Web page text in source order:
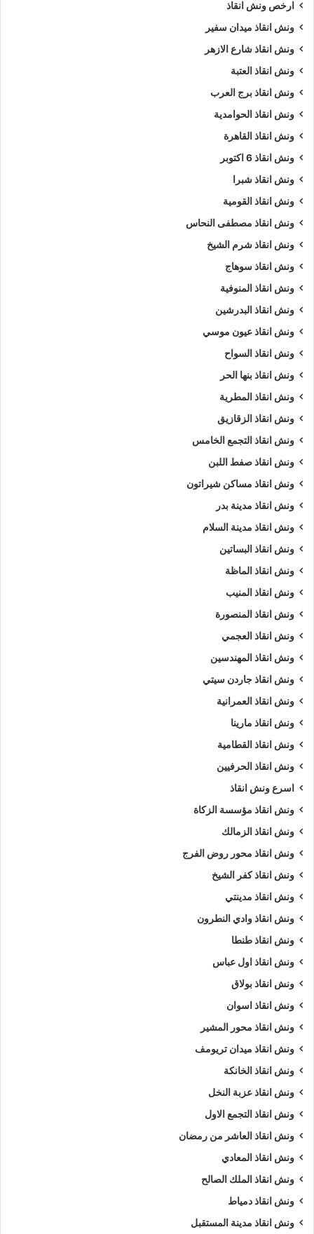
ارخص ونش انقاذ
ونش انقاذ ميدان سفير
ونش انقاذ شارع الازهر
ونش انقاذ العتبة
ونش انقاذ برج العرب
ونش انقاذ الحوامدية
ونش انقاذ القاهرة
ونش انقاذ 6 اكتوبر
ونش انقاذ شبرا
ونش انقاذ القومية
ونش انقاذ مصطفى النحاس
ونش انقاذ شرم الشيخ
ونش انقاذ سوهاج
ونش انقاذ المنوفية
ونش انقاذ البدرشين
ونش انقاذ عيون موسي
ونش انقاذ السواح
ونش انقاذ بنها الحر
ونش انقاذ المطرية
ونش انقاذ الزقازيق
ونش انقاذ التجمع الخامس
ونش انقاذ صفط اللبن
ونش انقاذ مساكن شيراتون
ونش انقاذ مدينة بدر
ونش انقاذ مدينة السلام
ونش انقاذ البساتين
ونش انقاذ الماظة
ونش انقاذ المنيب
ونش انقاذ المنصورة
ونش انقاذ العجمي
ونش انقاذ المهندسين
ونش انقاذ جاردن سيتي
ونش انقاذ العمرانية
ونش انقاذ مارينا
ونش انقاذ القطامية
ونش انقاذ الحرفيين
اسرع ونش انقاذ
ونش انقاذ مؤسسة الزكاة
ونش انقاذ الزمالك
ونش انقاذ محور روض الفرج
ونش انقاذ كفر الشيخ
ونش انقاذ مدينتي
ونش انقاذ وادي النطرون
ونش انقاذ طنطا
ونش انقاذ اول عباس
ونش انقاذ بولاق
ونش انقاذ اسوان
ونش انقاذ محور المشير
ونش انقاذ ميدان تريومف
ونش انقاذ الخانكة
ونش انقاذ عزبة النخل
ونش انقاذ التجمع الاول
ونش انقاذ العاشر من رمضان
ونش انقاذ المعادي
ونش انقاذ الملك الصالح
ونش انقاذ دمياط
ونش انقاذ مدينة المستقبل